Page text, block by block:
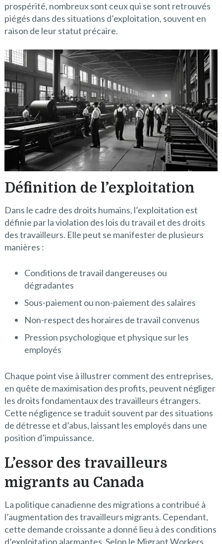
prospérité, nombreux sont ceux qui se sont retrouvés
piégés dans des situations d’exploitation, souvent en
raison de leur statut précaire.
Définition de l’exploitation
Dans le cadre des droits humains, l’exploitation est
définie par la violation des lois du travail et des droits
des travailleurs. Elle peut se manifester de plusieurs
manières :
Conditions de travail dangereuses ou
dégradantes
Sous-paiement ou non-paiement des salaires
Non-respect des horaires de travail convenus
Pression psychologique et physique sur les
employés
Chaque point vise à illustrer comment des entreprises,
en quête de maximisation des profits, peuvent négliger
les droits fondamentaux des travailleurs étrangers.
Cette négligence se traduit souvent par des situations
de détresse et d’abus, laissant les employés dans une
position d’impuissance.
L’essor des travailleurs
migrants au Canada
La politique canadienne des migrations a contribué à
l’augmentation des travailleurs migrants. Cependant,
cette demande croissante a donné lieu à des conditions
d’exploitation alarmantes. Selon le Migrant Workers